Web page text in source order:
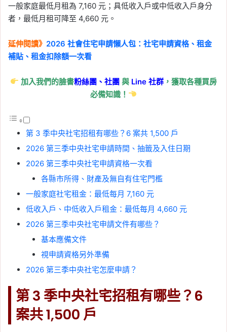
一般家庭最低月租為 7,160 元；具低收入戶或中低收入戶身分
者，最低月租可降至 4,660 元。
延伸閱讀》 2026 社會住宅申請懶人包：社宅申請資格、租金
補貼、租金扣除額一次看
加入我們的臉書粉絲團、社團與 Line社群 ，獲取各種買房
必備知識！
第 3 季中央社宅招租有哪些？6 案共 1,500 戶
2026 第三季中央社宅申請時間、抽籤及入住日期
2026 第三季中央社宅申請資格一次看
各縣市所得、財產及無自有住宅門檻
一般家庭社宅租金：最低每月 7,160 元
低收入戶、中低收入戶租金：最低每月 4,660 元
2026 第三季中央社宅申請文件有哪些？
基本應備文件
視申請資格另外準備
2026 第三季中央社宅怎麼申請？
第 3 季中央社宅招租有哪些？6
案共 1,500 戶